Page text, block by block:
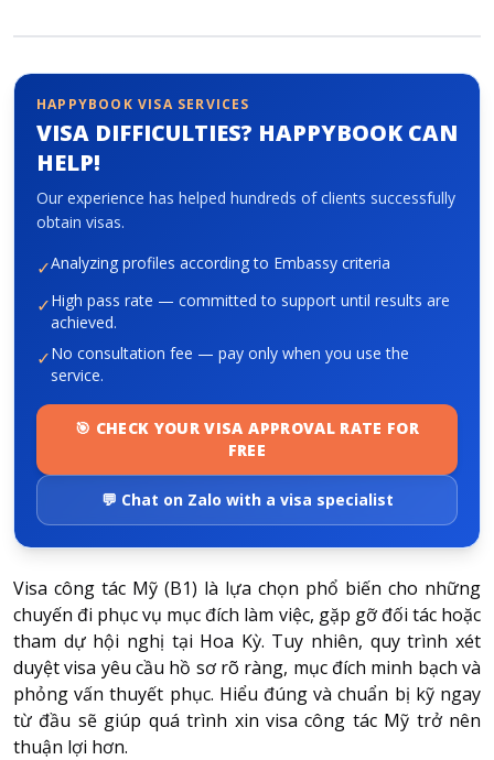
About HappyBook
News
Contact us
HAPPYBOOK VISA SERVICES
VISA DIFFICULTIES? HAPPYBOOK CAN
HELP!
Our experience has helped hundreds of clients successfully
obtain visas.
✓Analyzing profiles according to Embassy criteria
✓High pass rate — committed to support until results are
achieved.
✓No consultation fee — pay only when you use the
service.
🎯 CHECK YOUR VISA APPROVAL RATE FOR
FREE
💬 Chat on Zalo with a visa specialist
Visa công tác Mỹ (B1) là lựa chọn phổ biến cho những
chuyến đi phục vụ mục đích làm việc, gặp gỡ đối tác hoặc
tham dự hội nghị tại Hoa Kỳ. Tuy nhiên, quy trình xét
duyệt visa yêu cầu hồ sơ rõ ràng, mục đích minh bạch và
phỏng vấn thuyết phục. Hiểu đúng và chuẩn bị kỹ ngay
từ đầu sẽ giúp quá trình xin visa công tác Mỹ trở nên
thuận lợi hơn.